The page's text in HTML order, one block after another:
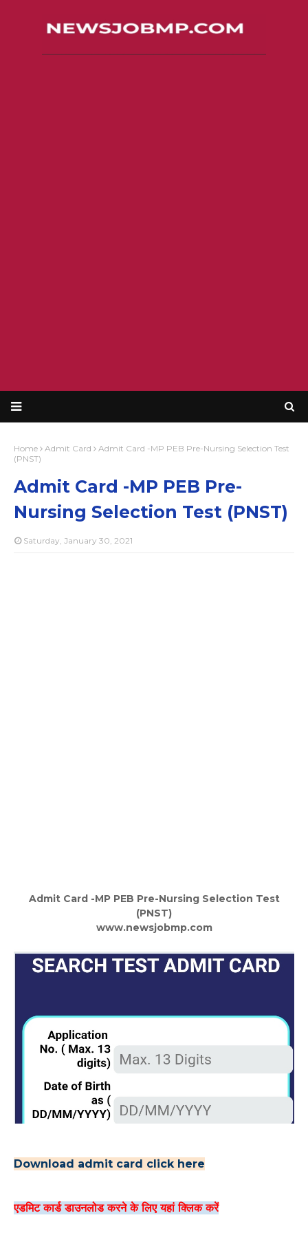
Home Admit Card
Admit Card -MP PEB Pre-Nursing Selection Test
(PNST)
Admit Card -MP PEB Pre-
Nursing Selection Test (PNST)
Saturday, January 30, 2021
Admit Card -MP PEB Pre-Nursing Selection Test
(PNST)
www.newsjobmp.com
Download admit card click here
एडमिट कार्ड डाउनलोड करने के लिए यहां क्लिक करें